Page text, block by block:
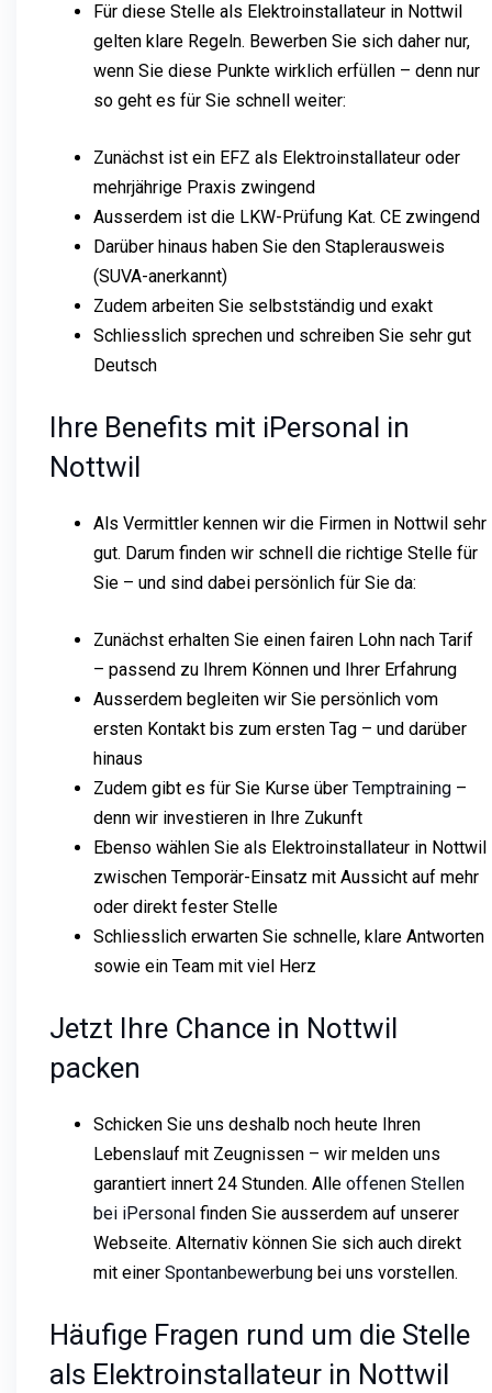
Für diese Stelle als Elektroinstallateur in Nottwil
gelten klare Regeln. Bewerben Sie sich daher nur,
wenn Sie diese Punkte wirklich erfüllen – denn nur
so geht es für Sie schnell weiter:
Zunächst ist ein EFZ als Elektroinstallateur oder
mehrjährige Praxis zwingend
Ausserdem ist die LKW-Prüfung Kat. CE zwingend
Darüber hinaus haben Sie den Staplerausweis
(SUVA-anerkannt)
Zudem arbeiten Sie selbstständig und exakt
Schliesslich sprechen und schreiben Sie sehr gut
Deutsch
Ihre Benefits mit iPersonal in
Nottwil
Als Vermittler kennen wir die Firmen in Nottwil sehr
gut. Darum finden wir schnell die richtige Stelle für
Sie – und sind dabei persönlich für Sie da:
Zunächst erhalten Sie einen fairen Lohn nach Tarif
– passend zu Ihrem Können und Ihrer Erfahrung
Ausserdem begleiten wir Sie persönlich vom
ersten Kontakt bis zum ersten Tag – und darüber
hinaus
Zudem gibt es für Sie Kurse über Temptraining –
denn wir investieren in Ihre Zukunft
Ebenso wählen Sie als Elektroinstallateur in Nottwil
zwischen Temporär-Einsatz mit Aussicht auf mehr
oder direkt fester Stelle
Schliesslich erwarten Sie schnelle, klare Antworten
sowie ein Team mit viel Herz
Jetzt Ihre Chance in Nottwil
packen
Schicken Sie uns deshalb noch heute Ihren
Lebenslauf mit Zeugnissen – wir melden uns
garantiert innert 24 Stunden. Alle offenen Stellen
bei iPersonal finden Sie ausserdem auf unserer
Webseite. Alternativ können Sie sich auch direkt
mit einer Spontanbewerbung bei uns vorstellen.
Häufige Fragen rund um die Stelle
als Elektroinstallateur in Nottwil